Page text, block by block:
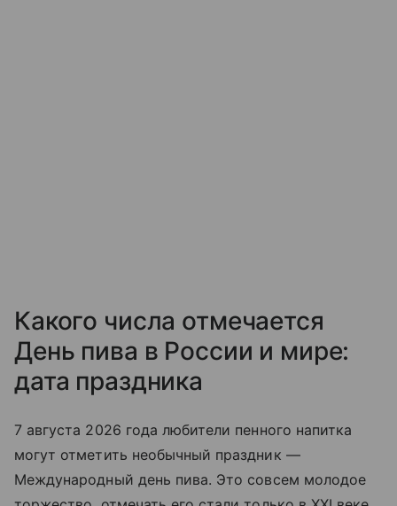
Какого числа отмечается
День пива в России и мире:
дата праздника
7 августа 2026 года любители пенного напитка
могут отметить необычный праздник —
Международный день пива. Это совсем молодое